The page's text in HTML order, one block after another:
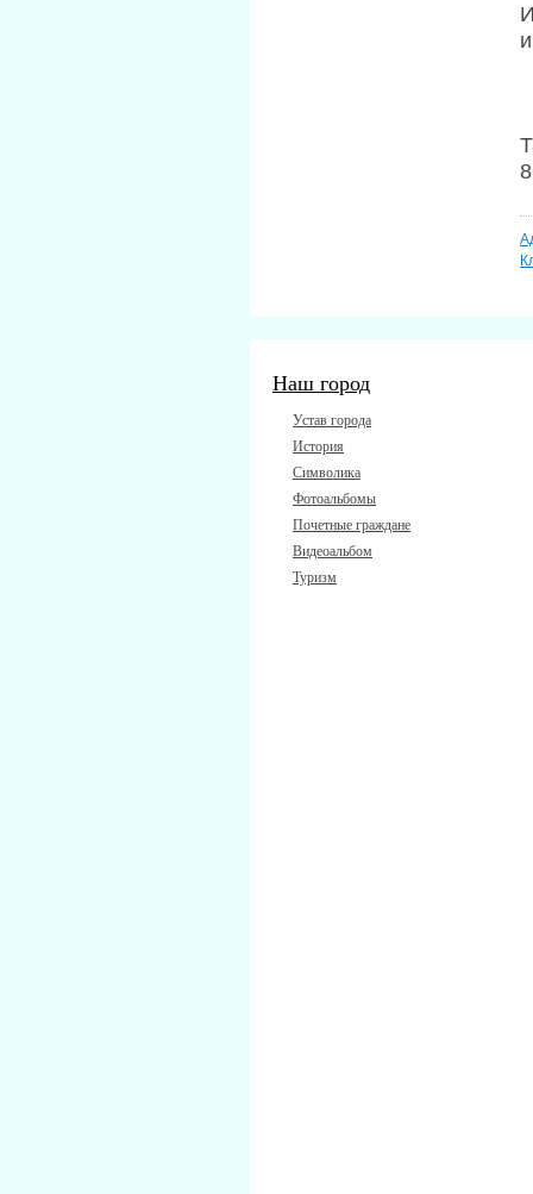
Наш город
Устав города
История
Символика
Фотоальбомы
Почетные граждане
Видеоальбом
Туризм